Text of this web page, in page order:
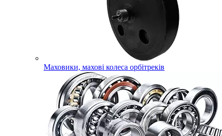
Маховики, махові колеса орбітреків